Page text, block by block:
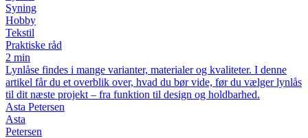
Syning
Hobby
Tekstil
Praktiske råd
2 min
Lynlåse findes i mange varianter, materialer og kvaliteter. I denne
artikel får du et overblik over, hvad du bør vide, før du vælger lynlås
til dit næste projekt – fra funktion til design og holdbarhed.
Asta Petersen
Asta
Petersen